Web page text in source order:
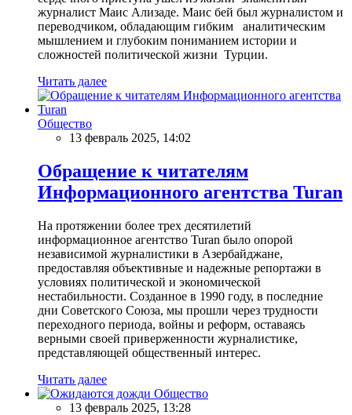
журналист Маис Ализаде. Маис бей был журналистом и
переводчиком, обладающим гибким аналитическим
мышлением и глубоким пониманием истории и
сложностей политической жизни Турции.
Читать далее
Общество
13 февраль 2025, 14:02
Обращение к читателям
Информационного агентства Turan
На протяжении более трех десятилетий
информационное агентство Turan было опорой
независимой журналистики в Азербайджане,
предоставляя объективные и надежные репортажи в
условиях политической и экономической
нестабильности. Созданное в 1990 году, в последние
дни Советского Союза, мы прошли через трудности
переходного периода, войны и реформ, оставаясь
верными своей приверженности журналистике,
представляющей общественный интерес.
Читать далее
Общество
13 февраль 2025, 13:28